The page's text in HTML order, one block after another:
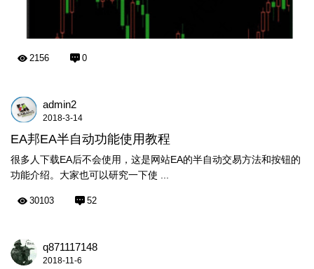
2156 0
admin2
2018-3-14
EA邦EA半自动功能使用教程
很多人下载EA后不会使用，这是网站EA的半自动交易方法和按钮的
功能介绍。大家也可以研究一下使 ...
30103 52
q871117148
2018-11-6